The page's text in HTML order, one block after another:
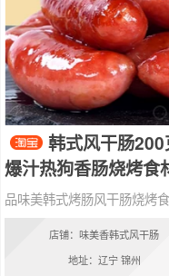
韩式风干肠
爆汁热狗香肠烧烤食
品味美韩式烤肠风干肠烧烤
店铺：味美香韩式风干肠
地址：辽宁 锦州